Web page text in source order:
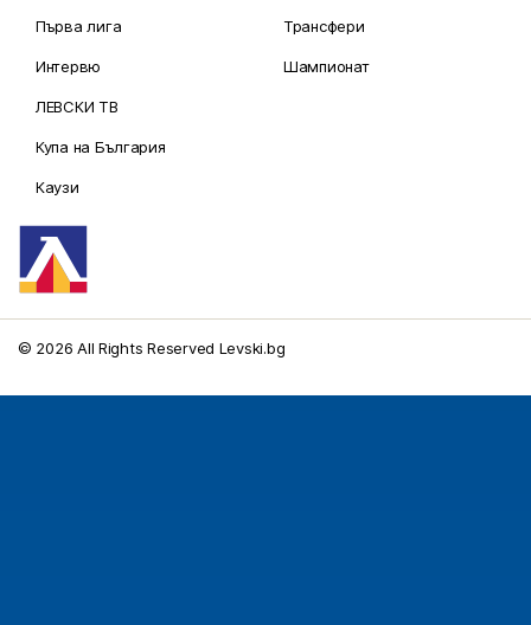
Първа лига
Интервю
ЛЕВСКИ ТВ
Купа на България
Каузи
Трансфери
Шампионат
© 2026 All Rights Reserved Levski.bg